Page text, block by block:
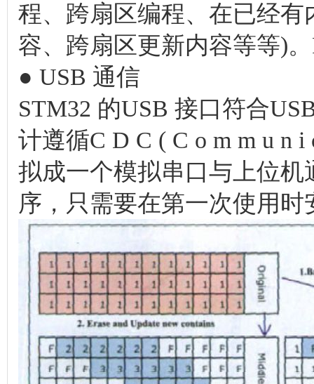
程、跨扇区编程、在已经
容、跨扇区更新内容等等)
● USB 通信
STM32 的USB 接口符合
计遵循C D C ( C o m m u n i
拟成一个模拟串口与上位
序，只需要在第一次使用